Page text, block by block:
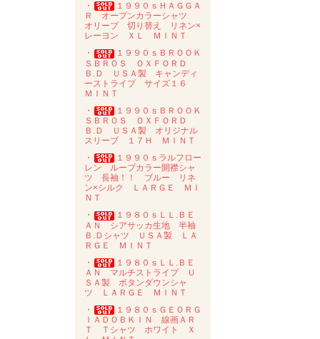
・
１９９０ｓＨＡＧＧＡ
Ｒ オープンカラーシャツ
オリーブ 切り替え リネン×
レーヨン ＸＬ ＭＩＮＴ
・
１９９０ｓＢＲＯＯＫ
ＳＢＲＯＳ ＯＸＦＯＲＤ
Ｂ.Ｄ ＵＳＡ製 キャンディ
ーストライプ サイズ１６
ＭＩＮＴ
・
１９９０ｓＢＲＯＯＫ
ＳＢＲＯＳ ＯＸＦＯＲＤ
Ｂ.Ｄ ＵＳＡ製 オリジナル
スリーブ １７Ｈ ＭＩＮＴ
・
１９９０ｓラルフロー
レン ループカラー開襟シャ
ツ 長袖！！ ブルー リネ
ン×シルク ＬＡＲＧＥ ＭＩ
ＮＴ
・
１９８０ｓＬＬ.ＢＥ
ＡＮ シアサッカ生地 半袖
Ｂ.Ｄシャツ ＵＳＡ製 ＬＡ
ＲＧＥ ＭＩＮＴ
・
１９８０ｓＬＬ.ＢＥ
ＡＮ マルチストライプ Ｕ
ＳＡ製 ボタンダウンシャ
ツ ＬＡＲＧＥ ＭＩＮＴ
・
１９８０ｓＧＥＯＲＧ
ＩＡＤＯＢＫＩＮ 線画ＡＲ
Ｔ Ｔシャツ ホワイト Ｘ